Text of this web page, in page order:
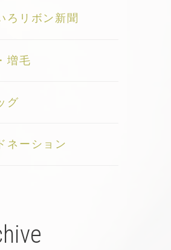
ろリボン新聞
増毛
グ
ネーション